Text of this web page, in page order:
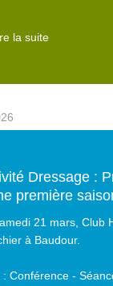
la suite
Dressage :
première
21 mars, Club
à Baudour.
: Conférence -